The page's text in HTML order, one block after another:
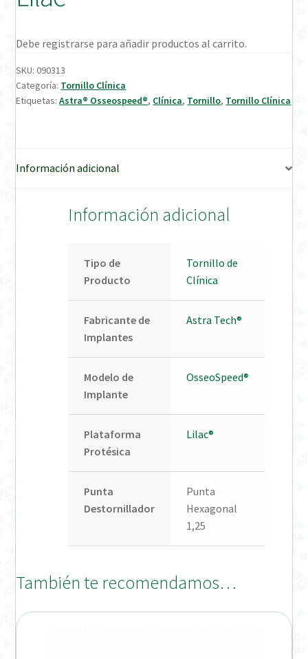
Welcome to DELTA Abutments | Tienda Online!
Debe registrarse para añadir productos al carrito.
SKU:090313
Categoría: Tornillo Clínica
Etiquetas:Astra® Osseospeed®, Clínica, Tornillo, Tornillo Clínica
Información adicional
Información adicional
Tipo de
Producto
Tornillo de
Clínica
Fabricante de
Implantes
Astra Tech®
Modelo de
Implante
OsseoSpeed®
Plataforma
Protésica
Lilac®
Punta
Destornillador
Punta
Hexagonal
1,25
También te recomendamos…